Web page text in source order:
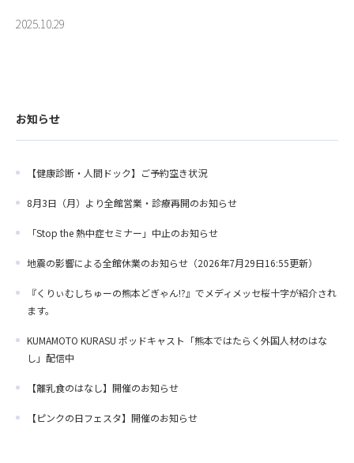
2025.10.29
お知らせ
【健康診断・人間ドック】ご予約空き状況
8月3日（月）より全館営業・診療再開のお知らせ
「Stop the 熱中症セミナー」中止のお知らせ
地震の影響による全館休業のお知らせ（2026年7月29日16:55更新）
『くりぃむしちゅーの熊本どぎゃん!?』でメディメッセ桜十字が紹介され
ます。
KUMAMOTO KURASU ポッドキャスト「熊本ではたらく外国人材のはな
し」配信中
【離乳食のはなし】開催のお知らせ
【ピンクの日フェスタ】開催のお知らせ